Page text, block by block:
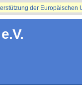
der Europäischen Union